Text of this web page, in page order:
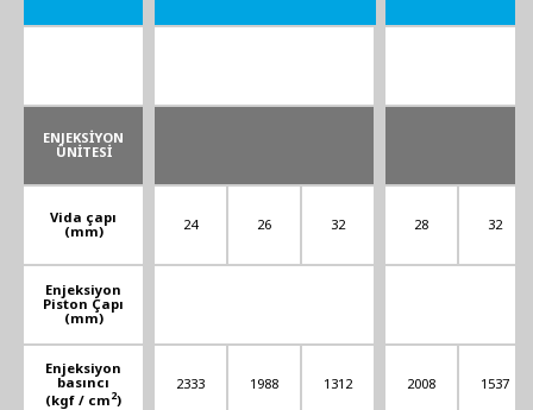
ENJEKSİYON
ÜNİTESİ
Vida çapı
(mm)
Enjeksiyon
Piston Çapı
(mm)
Enjeksiyon
basıncı
(kgf / cm2)
24 26 32
2333 1988 1312
28 32
2008 1537